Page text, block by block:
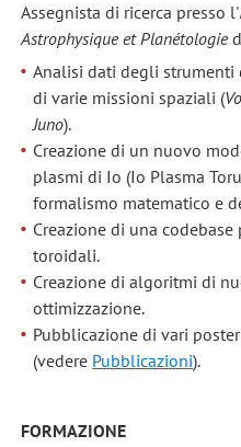
Assegnista di ricerca presso l'
Astrophysique et Planétologie
Analisi dati degli strumenti
di varie missioni spaziali (
Juno).
Creazione di un nuovo
plasmi di Io (Io Plasma
formalismo matematico e
Creazione di una
toroidali.
Creazione di algoritmi di
ottimizzazione.
Pubblicazione di vari
(vedere Pubblicazioni).
FORMAZIONE